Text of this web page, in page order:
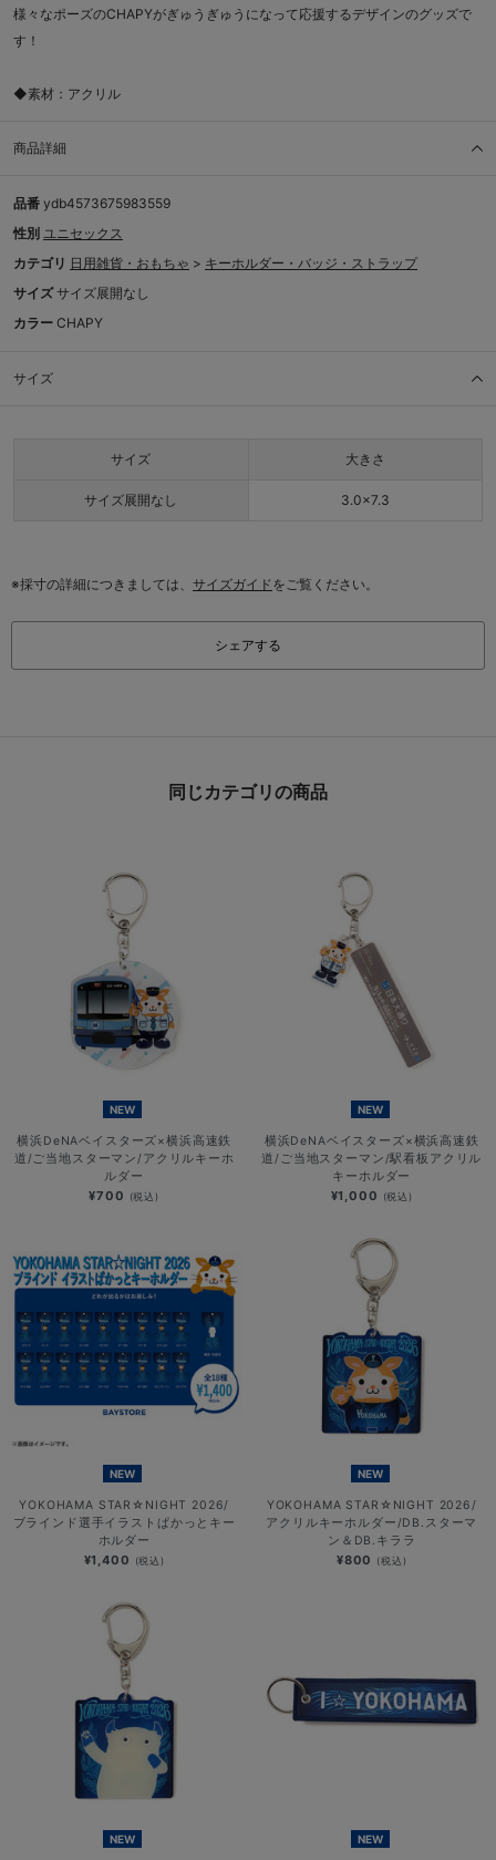
様々なポーズのCHAPYがぎゅうぎゅうになって応援するデザインのグッズで
す！
◆素材：アクリル
商品詳細
品番 ydb4573675983559
性別 ユニセックス
カテゴリ 日用雑貨・おもちゃ > キーホルダー・バッジ・ストラップ
サイズ サイズ展開なし
カラー CHAPY
サイズ
サイズ 大きさ
サイズ展開なし 3.0×7.3
※採寸の詳細につきましては、 サイズガイドをご覧ください。
シェアする
同じカテゴリの商品
NEW
横浜DeNAベイスターズ×横浜高速鉄
道/ご当地スターマン/アクリルキーホ
ルダー
¥700 (税込)
NEW
横浜DeNAベイスターズ×横浜高速鉄
道/ご当地スターマン/駅看板アクリル
キーホルダー
¥1,000 (税込)
NEW
YOKOHAMA STAR☆NIGHT 2026/
ブラインド選手イラストぱかっとキー
ホルダー
¥1,400 (税込)
NEW
YOKOHAMA STAR☆NIGHT 2026/
アクリルキーホルダー/DB.スターマ
ン＆DB.キララ
¥800 (税込)
NEW NEW